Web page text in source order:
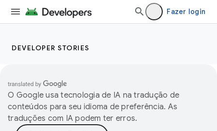
Fazer login
DEVELOPER STORIES
O Google usa tecnologia de IA na tradução de
conteúdos para seu idioma de preferência. As
traduções com IA podem ter erros.